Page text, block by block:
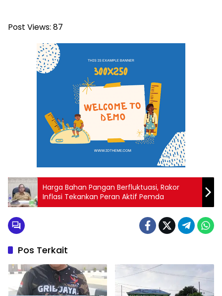
Post Views: 87
Harga Bahan Pangan Berfluktuasi, Rakor
Inflasi Tekankan Peran Aktif Pemda
Pos Terkait